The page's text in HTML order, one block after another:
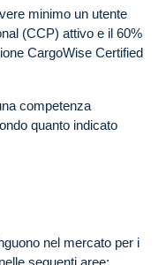
minimo un utente
(CCP) attivo e il 60%
CargoWise Certified
competenza
quanto indicato
nel mercato per i
seguenti aree: